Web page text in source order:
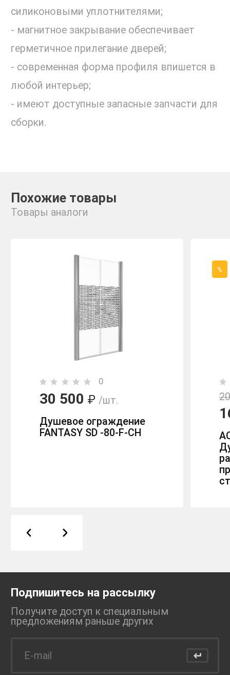
силиконовыми уплотнителями;
- магнитное закрывание обеспечивает
герметичное прилегание дверей;
- современная форма профиля впишется в
любой интерьер;
- имеют доступные запасные запчасти для
сборки.
Похожие товары
Товары аналоги
0
30 500 ₽ /шт.
Душевое ограждение
FANTASY SD -80-F-CH
%
Подпишитесь на рассылку
Получите доступ к специальным
предложениям раньше других